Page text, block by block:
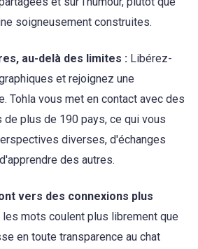
soigneusement construites.
au-delà des limites : Libérez-
et rejoignez une
Tohla vous met en contact avec des
plus de 190 pays, ce qui vous
diverses, d'échanges
des autres.
vers des connexions plus
les mots coulent plus librement que
en toute transparence au chat